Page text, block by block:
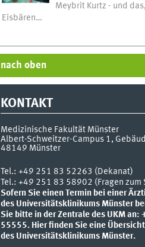
Meybrit Kurtz - und
Eisbären…
nach oben
KONTAKT
Medizinische Fakultät Münster
Albert-Schweitzer-Campus 1,
48149 Münster
Tel.: +49 251 83 52263 (Dekanat)
Tel.: +49 251 83 58902 (Fragen zum
Sofern Sie einen Termin bei einer
des Universitätsklinikums Münster
Sie bitte in der Zentrale des UKM an:
55555. Hier finden Sie eine
des Universitätsklinikums Münster.